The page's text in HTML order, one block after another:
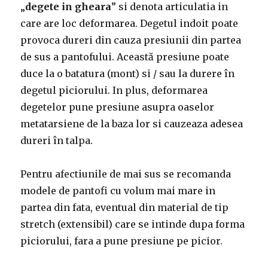
„degete in gheara” si denota articulatia in
care are loc deformarea. Degetul indoit poate
provoca dureri din cauza presiunii din partea
de sus a pantofului. Această presiune poate
duce la o batatura (mont) si / sau la durere în
degetul piciorului. In plus, deformarea
degetelor pune presiune asupra oaselor
metatarsiene de la baza lor si cauzeaza adesea
dureri în talpa.
Pentru afectiunile de mai sus se recomanda
modele de pantofi cu volum mai mare in
partea din fata, eventual din material de tip
stretch (extensibil) care se intinde dupa forma
piciorului, fara a pune presiune pe picior.